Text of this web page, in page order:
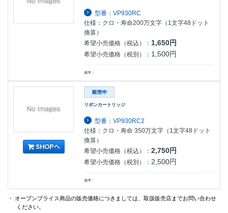
型番：VP930RC
仕様：クロ・寿命200万文字（1文字48ドット
換算）
希望小売価格（税込）： 1,650円
希望小売価格（税別）： 1,500円
備考：
リボンカートリッジ
型番：VP930RC2
仕様：クロ・寿命 350万文字（1文字48ドット
換算）
希望小売価格（税込）：2,750円
希望小売価格（税別）：2,500円
備考：
・ オープンプライス商品の販売価格につきましては、取扱販売店までお問い合わせ
ください。